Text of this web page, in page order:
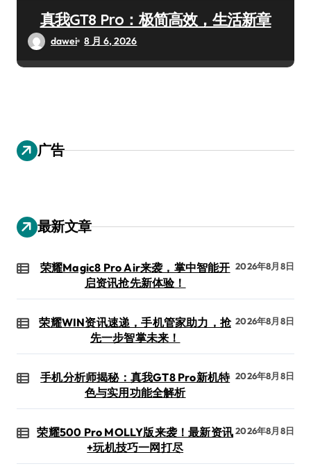
真我GT8 Pro：极简高效，生活新章
dawei 8 月 6, 2026
广告
最新文章
荣耀Magic8 Pro Air来袭，掌中智能开
启资讯抢先新体验！
2026年8月8日
荣耀WIN资讯速递，手机管家助力，抢
先一步智掌未来！
2026年8月8日
手机分析师揭秘：真我GT8 Pro新机特
色与实用功能全解析
2026年8月8日
荣耀500 Pro MOLLY版来袭！最新资讯
+玩机技巧一网打尽
2026年8月8日